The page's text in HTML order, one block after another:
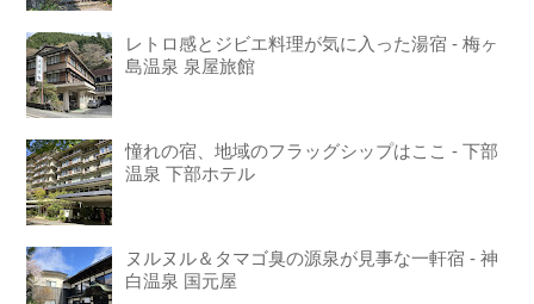
レトロ感とジビエ料理が気に入った湯宿 - 梅ヶ
島温泉 泉屋旅館
憧れの宿、地域のフラッグシップはここ - 下部
温泉 下部ホテル
ヌルヌル＆タマゴ臭の源泉が見事な一軒宿 - 神
白温泉 国元屋